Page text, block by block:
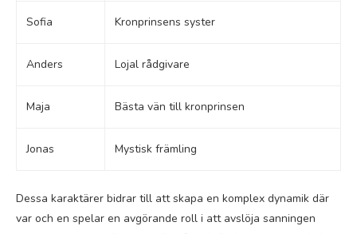
Sofia Kronprinsens syster
Anders Lojal rådgivare
Maja Bästa vän till kronprinsen
Jonas Mystisk främling
Dessa karaktärer bidrar till att skapa en komplex dynamik där
var och en spelar en avgörande roll i att avslöja sanningen